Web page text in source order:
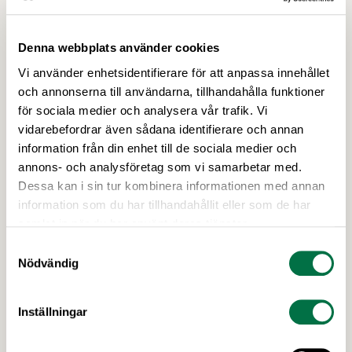
Denna webbplats använder cookies
Vi använder enhetsidentifierare för att anpassa innehållet
och annonserna till användarna, tillhandahålla funktioner
för sociala medier och analysera vår trafik. Vi
vidarebefordrar även sådana identifierare och annan
information från din enhet till de sociala medier och
annons- och analysföretag som vi samarbetar med.
Dessa kan i sin tur kombinera informationen med annan
information som du har tillhandahållit eller som de har
Nödvändig
Inställningar
Inbjudan: Mat och försvar –
lägesrapport för Sveriges
livsmedelsberedskap –
18 MAJ 2026
Har vår beredskap blivit bättre? Den 28 maj kl 12-
13 är du varmt välkommen till lunchseminariet Mat
matproducenter bedömer nuläget för Sveriges